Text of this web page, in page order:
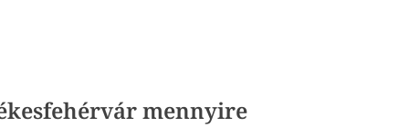
mennyire